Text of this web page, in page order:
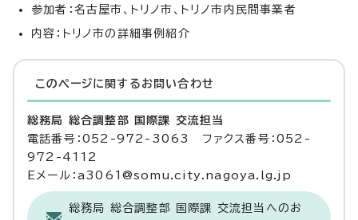
参加者：名古屋市、トリノ市、トリノ市内民間事業者
内容：トリノ市の詳細事例紹介
このページに関する お問い合わせ
総務局 総合調整部 国際課 交流担当
電話番号：052-972-3063 ファクス番号：052-
972-4112
Eメール：a3061@somu.city.nagoya.lg.jp
総務局 総合調整部 国際課 交流担当へのお